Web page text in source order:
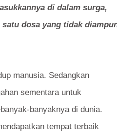
di dalam surga,
satu dosa yang tidak
manusia. Sedangkan
sementara untuk
banyaknya di dunia.
tempat terbaik